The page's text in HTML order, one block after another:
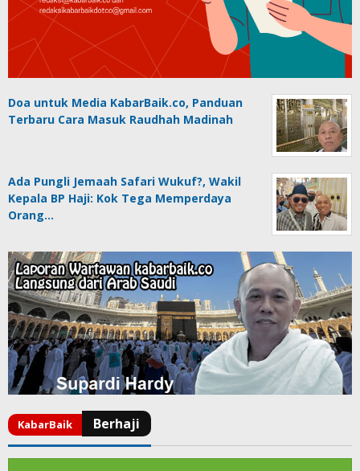
Doa untuk Media KabarBaik.co, Panduan
Terbaru Cara Masuk Raudhah Madinah
Ada Pungli Jemaah Safari Wukuf?, Wakil
Kepala BP Haji: Kok Tega Memperdaya
Orang…